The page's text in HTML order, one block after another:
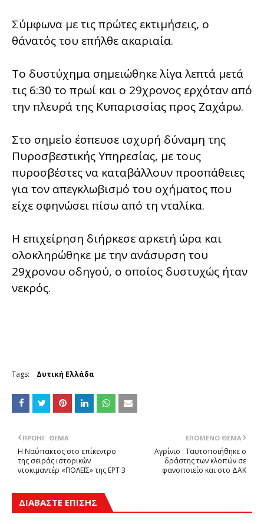
Σύμφωνα με τις πρώτες εκτιμήσεις, ο
θάνατός του επήλθε ακαριαία.
Το δυστύχημα σημειώθηκε λίγα λεπτά μετά
τις 6:30 το πρωί και ο 29χρονος ερχόταν από
την πλευρά της Κυπαρισσίας προς Ζαχάρω.
Στο σημείο έσπευσε ισχυρή δύναμη της
Πυροσβεστικής Υπηρεσίας, με τους
πυροσβέστες να καταβάλλουν προσπάθειες
για τον απεγκλωβισμό του οχήματος που
είχε σφηνώσει πίσω από τη νταλίκα.
Η επιχείρηση διήρκεσε αρκετή ώρα και
ολοκληρώθηκε με την ανάσυρση του
29χρονου οδηγού, ο οποίος δυστυχώς ήταν
νεκρός.
Tags: Δυτική Ελλάδα
ΕΠΌΜΕΝΟ ΘΈΜΑ
Αγρίνιο : Ταυτοποιήθηκε ο
δράστης των κλοπών σε
φανοποιείο και στο ΔΑΚ
ΠΡΟΗΓ. ΘΈΜΑ
Η Ναύπακτος στο επίκεντρο
της σειράς ιστορικών
ντοκιμαντέρ «ΠΟΛΕΙΣ» της ΕΡΤ 3
ΔΙΑΒΑΣΤΕ ΕΠΙΣΗΣ